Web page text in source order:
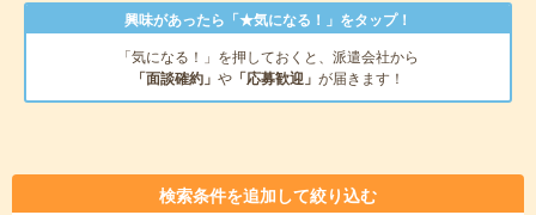
興味があったら「★気になる！」をタップ！
「気になる！」を押しておくと、派遣会社から
「面談確約」 や 「応募歓迎」 が届きます！
検索条件を追加して絞り込む